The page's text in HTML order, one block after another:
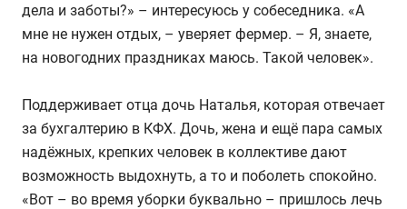
дела и заботы?» – интересуюсь у собеседника. «А
мне не нужен отдых, – уверяет фермер. – Я, знаете,
на новогодних праздниках маюсь. Такой человек».
Поддерживает отца дочь Наталья, которая отвечает
за бухгалтерию в КФХ. Дочь, жена и ещё пара самых
надёжных, крепких человек в коллективе дают
возможность выдохнуть, а то и поболеть спокойно.
«Вот – во время уборки буквально – пришлось лечь